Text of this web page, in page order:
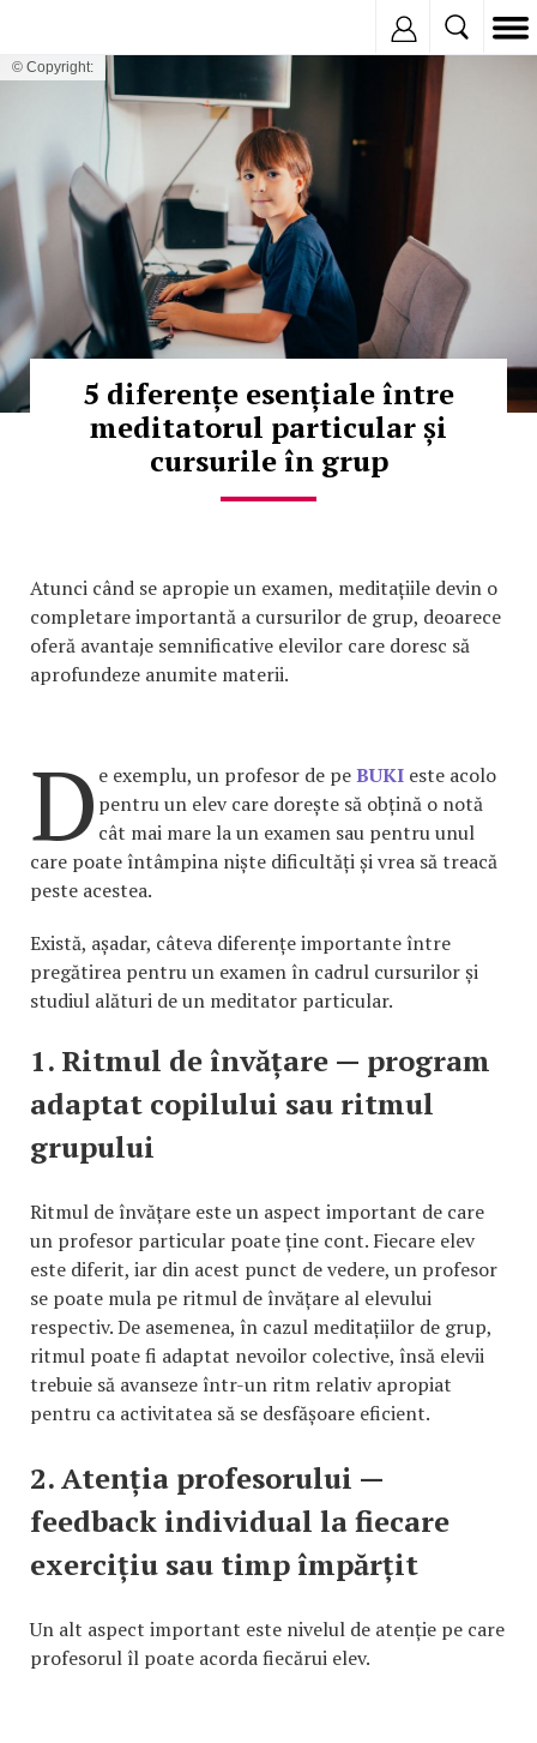
© Copyright:
5 diferențe esențiale între
meditatorul particular și
cursurile în grup
Atunci când se apropie un examen, meditațiile devin o
completare importantă a cursurilor de grup, deoarece
oferă avantaje semnificative elevilor care doresc să
aprofundeze anumite materii.
D e exemplu, un profesor de peBUKI este acolo
pentru un elev care dorește să obțină o notă
cât mai mare la un examen sau pentru unul
care poate întâmpina niște dificultăți și vrea să treacă
peste acestea.
Există, așadar, câteva diferențe importante între
pregătirea pentru un examen în cadrul cursurilor și
studiul alături de un meditator particular.
1. Ritmul de învățare — program
adaptat copilului sau ritmul
grupului
Ritmul de învățare este un aspect important de care
un profesor particular poate ține cont. Fiecare elev
este diferit, iar din acest punct de vedere, un profesor
se poate mula pe ritmul de învățare al elevului
respectiv. De asemenea, în cazul meditațiilor de grup,
ritmul poate fi adaptat nevoilor colective, însă elevii
trebuie să avanseze într-un ritm relativ apropiat
pentru ca activitatea să se desfășoare eficient.
2. Atenția profesorului —
feedback individual la fiecare
exercițiu sau timp împărțit
Un alt aspect important este nivelul de atenție pe care
profesorul îl poate acorda fiecărui elev.